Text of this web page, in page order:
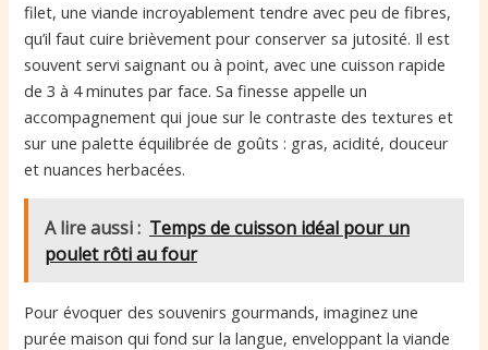
filet, une viande incroyablement tendre avec peu de fibres,
qu’il faut cuire brièvement pour conserver sa jutosité. Il est
souvent servi saignant ou à point, avec une cuisson rapide
de 3 à 4 minutes par face. Sa finesse appelle un
accompagnement qui joue sur le contraste des textures et
sur une palette équilibrée de goûts : gras, acidité, douceur
et nuances herbacées.
A lire aussi : Temps de cuisson idéal pour un
poulet rôti au four
Pour évoquer des souvenirs gourmands, imaginez une
purée maison qui fond sur la langue, enveloppant la viande